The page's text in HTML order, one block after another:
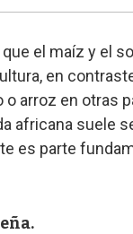
el maíz y el
en
arroz en otras
africana suele
es parte